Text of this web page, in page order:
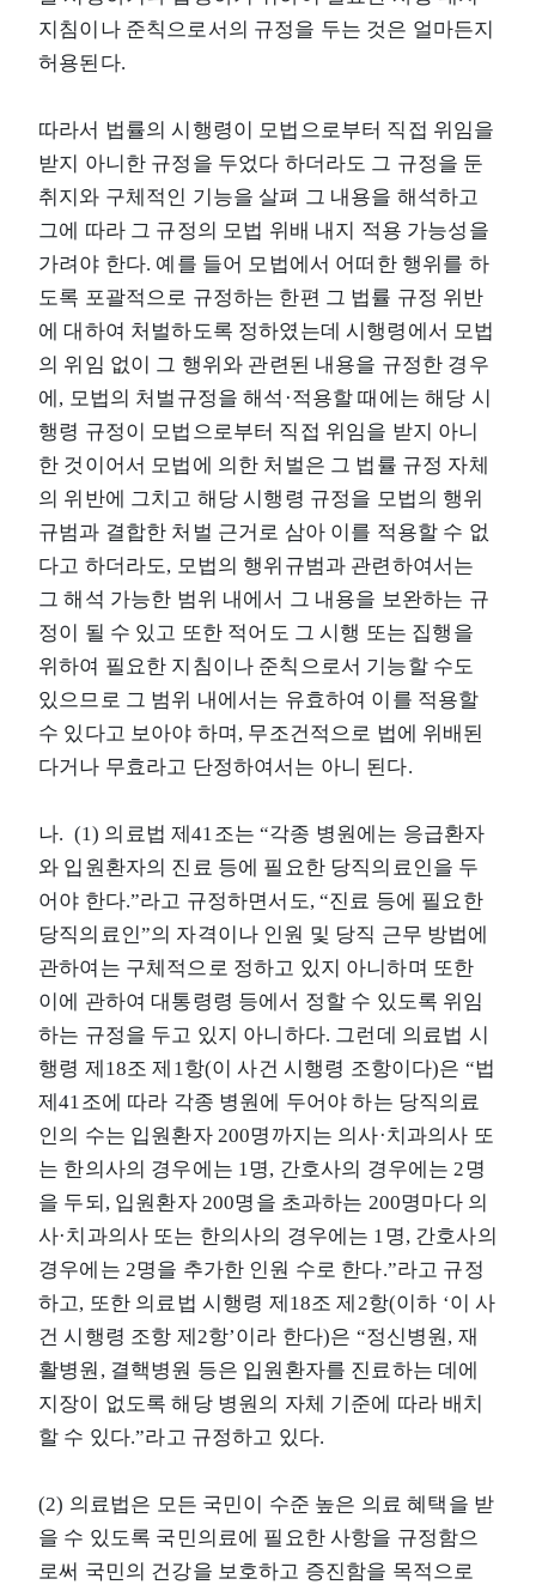
지침이나 준칙으로서의 규정을 두는 것은 얼마든지
허용된다.
따라서 법률의 시행령이 모법으로부터 직접 위임을
받지 아니한 규정을 두었다 하더라도 그 규정을 둔
취지와 구체적인 기능을 살펴 그 내용을 해석하고
그에 따라 그 규정의 모법 위배 내지 적용 가능성을
가려야 한다. 예를 들어 모법에서 어떠한 행위를 하
도록 포괄적으로 규정하는 한편 그 법률 규정 위반
에 대하여 처벌하도록 정하였는데 시행령에서 모법
의 위임 없이 그 행위와 관련된 내용을 규정한 경우
에, 모법의 처벌규정을 해석·적용할 때에는 해당 시
행령 규정이 모법으로부터 직접 위임을 받지 아니
한 것이어서 모법에 의한 처벌은 그 법률 규정 자체
의 위반에 그치고 해당 시행령 규정을 모법의 행위
규범과 결합한 처벌 근거로 삼아 이를 적용할 수 없
다고 하더라도, 모법의 행위규범과 관련하여서는
그 해석 가능한 범위 내에서 그 내용을 보완하는 규
정이 될 수 있고 또한 적어도 그 시행 또는 집행을
위하여 필요한 지침이나 준칙으로서 기능할 수도
있으므로 그 범위 내에서는 유효하여 이를 적용할
수 있다고 보아야 하며, 무조건적으로 법에 위배된
다거나 무효라고 단정하여서는 아니 된다.
나. (1) 의료법 제41조는 “각종 병원에는 응급환자
와 입원환자의 진료 등에 필요한 당직의료인을 두
어야 한다.”라고 규정하면서도, “진료 등에 필요한
당직의료인”의 자격이나 인원 및 당직 근무 방법에
관하여는 구체적으로 정하고 있지 아니하며 또한
이에 관하여 대통령령 등에서 정할 수 있도록 위임
하는 규정을 두고 있지 아니하다. 그런데 의료법 시
행령 제18조 제1항(이 사건 시행령 조항이다)은 “법
제41조에 따라 각종 병원에 두어야 하는 당직의료
인의 수는 입원환자 200명까지는 의사·치과의사 또
는 한의사의 경우에는 1명, 간호사의 경우에는 2명
을 두되, 입원환자 200명을 초과하는 200명마다 의
사·치과의사 또는 한의사의 경우에는 1명, 간호사의
경우에는 2명을 추가한 인원 수로 한다.”라고 규정
하고, 또한 의료법 시행령 제18조 제2항(이하 ‘이 사
건 시행령 조항 제2항’이라 한다)은 “정신병원, 재
활병원, 결핵병원 등은 입원환자를 진료하는 데에
지장이 없도록 해당 병원의 자체 기준에 따라 배치
할 수 있다.”라고 규정하고 있다.
(2) 의료법은 모든 국민이 수준 높은 의료 혜택을 받
을 수 있도록 국민의료에 필요한 사항을 규정함으
로써 국민의 건강을 보호하고 증진함을 목적으로